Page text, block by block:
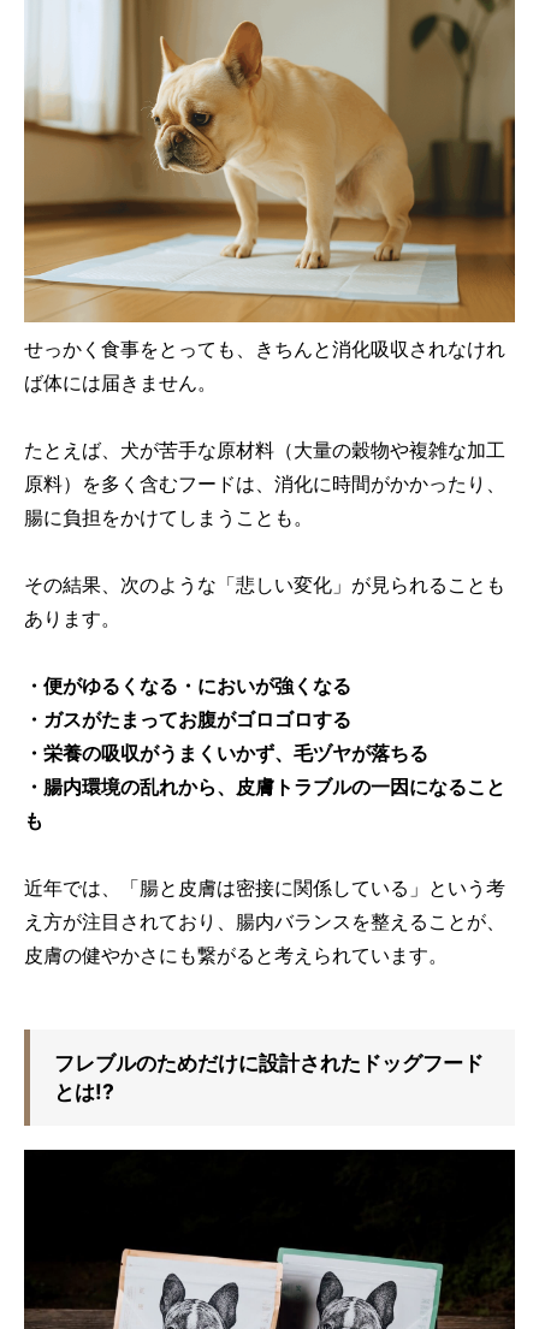
せっかく食事をとっても、きちんと消化吸収されなけれ
ば体には届きません。
たとえば、犬が苦手な原材料（大量の穀物や複雑な加工
原料）を多く含むフードは、消化に時間がかかったり、
腸に負担をかけてしまうことも。
その結果、次のような「悲しい変化」が見られることも
あります。
・便がゆるくなる・においが強くなる
・ガスがたまってお腹がゴロゴロする
・栄養の吸収がうまくいかず、毛ヅヤが落ちる
・腸内環境の乱れから、皮膚トラブルの一因になること
も
近年では、「腸と皮膚は密接に関係している」という考
え方が注目されており、腸内バランスを整えることが、
皮膚の健やかさにも繋がると考えられています。
フレブルのためだけに設計されたドッグフード
とは!?